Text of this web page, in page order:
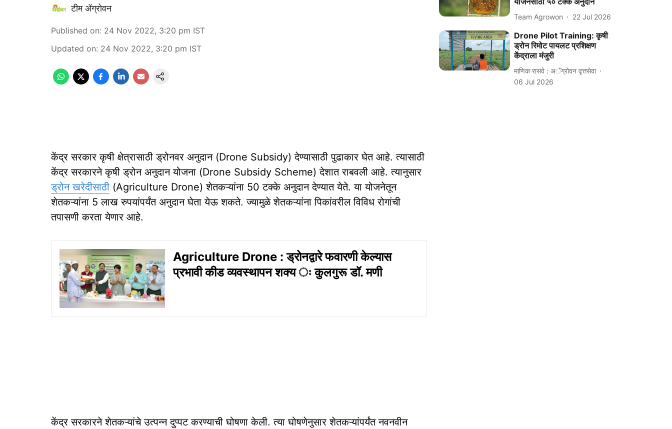
टीम ॲग्रोवन
Published on: 24 Nov 2022, 3:20 pm IST
Updated on: 24 Nov 2022, 3:20 pm IST
केंद्र सरकार कृषी क्षेत्रासाठी ड्रोनवर अनुदान (Drone Subsidy) देण्यासाठी पुढाकार घेत आहे. त्यासाठी
केंद्र सरकारने कृषी ड्रोन अनुदान योजना (Drone Subsidy Scheme) देशात राबवली आहे. त्यानुसार
ड्रोन खरेदीसाठी (Agriculture Drone) शेतकऱ्यांना 50 टक्के अनुदान देण्यात येते. या योजनेतून
शेतकऱ्यांना 5 लाख रुपयांपर्यंत अनुदान घेता येऊ शकते. ज्यामुळे शेतकऱ्यांना पिकांवरील विविध रोगांची
तपासणी करता येणार आहे.
Agriculture Drone : ड्रोनद्वारे फवारणी केल्यास
प्रभावी कीड व्यवस्थापन शक्य ः कुलगुरू डॉ. मणी
केंद्र सरकारने शेतकऱ्यांचे उत्पन्न दुप्पट करण्याची घोषणा केली. त्या घोषणेनुसार शेतकऱ्यांपर्यंत नवनवीन
Team Agrowon 22 Jul 2026
Drone Pilot Training: कृषी
ड्रोन रिमोट पायलट प्रशिक्षण
केंद्राला मंजुरी
माणिक रासवे : अॅग्रोवन वृत्तसेवा
06 Jul 2026